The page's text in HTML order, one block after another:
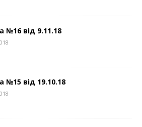
№16 від 9.11.18
№15 від 19.10.18